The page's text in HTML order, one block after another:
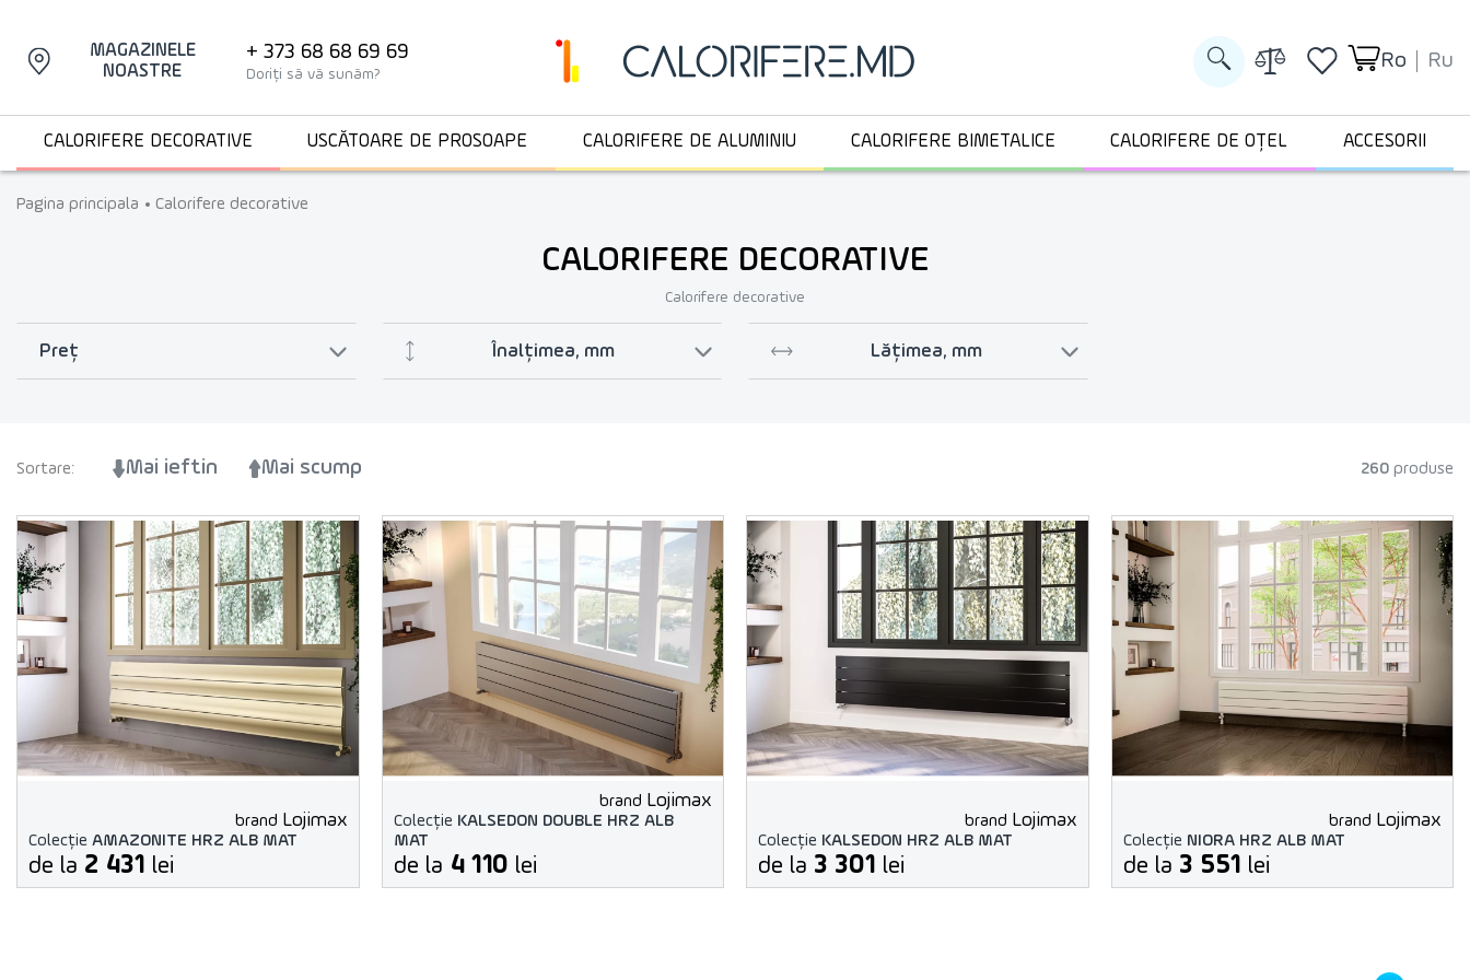
MAGAZINELE
NOASTRE
+ 373 68 68 69 69
Doriți să vă sunăm?
Ro Ru
CALORIFERE DECORATIVE USCĂTOARE DE PROSOAPE CALORIFERE DE ALUMINIU CALORIFERE BIMETALICE CALORIFERE DE OȚEL ACCESORII
Pagina principala Calorifere decorative
CALORIFERE DECORATIVE
Calorifere decorative
Preț Înalțimea, mm Lățimea, mm
Sortare: Mai ieftin Mai scump 260 produse
brand Lojimax
Colecție AMAZONITE HRZ ALB MAT
de la 2 431 lei
brand Lojimax
Colecție KALSEDON DOUBLE HRZ ALB
МАТ
de la 4 110 lei
brand Lojimax
Colecție KALSEDON HRZ ALB МАТ
de la 3 301 lei
brand Lojimax
Colecție NIORA HRZ ALB МАТ
de la 3 551 lei